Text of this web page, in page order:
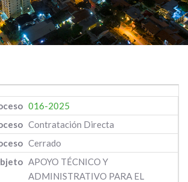
016-2025
Contratación Directa
Cerrado
APOYO TÉCNICO Y
ADMINISTRATIVO PARA EL